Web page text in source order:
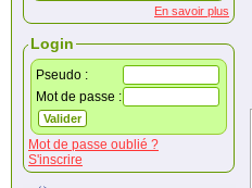
En savoir plus
Login
Pseudo :
Mot de passe :
Mot de passe oublié ?
S'inscrire